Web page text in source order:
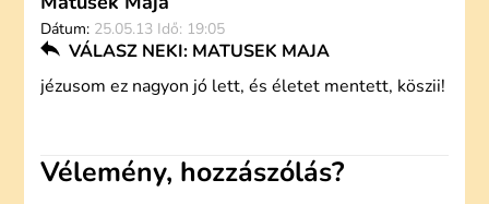
Dátum: 25.05.13 Idő: 19:05
VÁLASZ NEKI: MATUSEK MAJA
jézusom ez nagyon jó lett, és életet mentett, köszii!
Vélemény, hozzászólás?